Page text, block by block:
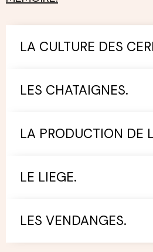
LA CULTURE DES
LES CHATAIGNES.
LA PRODUCTION DE
LE LIEGE.
LES VENDANGES.